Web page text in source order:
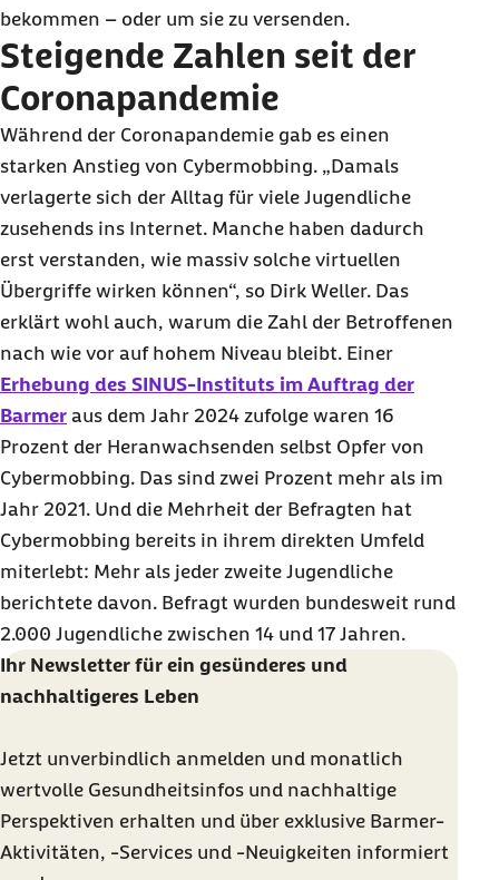
bekommen – oder um sie zu versenden.
Steigende Zahlen seit der
Coronapandemie
Während der Coronapandemie gab es einen
starken Anstieg von Cybermobbing. „Damals
verlagerte sich der Alltag für viele Jugendliche
zusehends ins Internet. Manche haben dadurch
erst verstanden, wie massiv solche virtuellen
Übergriffe wirken können“, so Dirk Weller. Das
erklärt wohl auch, warum die Zahl der Betroffenen
nach wie vor auf hohem Niveau bleibt. Einer
Erhebung des SINUS-Instituts im Auftrag der
Barmer aus dem Jahr 2024 zufolge waren 16
Prozent der Heranwachsenden selbst Opfer von
Cybermobbing. Das sind zwei Prozent mehr als im
Jahr 2021. Und die Mehrheit der Befragten hat
Cybermobbing bereits in ihrem direkten Umfeld
miterlebt: Mehr als jeder zweite Jugendliche
berichtete davon. Befragt wurden bundesweit rund
2.000 Jugendliche zwischen 14 und 17 Jahren.
Ihr Newsletter für ein gesünderes und
nachhaltigeres Leben
Jetzt unverbindlich anmelden und monatlich
wertvolle Gesundheitsinfos und nachhaltige
Perspektiven erhalten und über exklusive Barmer-
Aktivitäten, -Services und -Neuigkeiten informiert